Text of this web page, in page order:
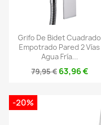
Grifo De Bidet Cuadrado
Empotrado Pared 2 Vías
Agua Fría...
79,95 € 63,96 €
-20%